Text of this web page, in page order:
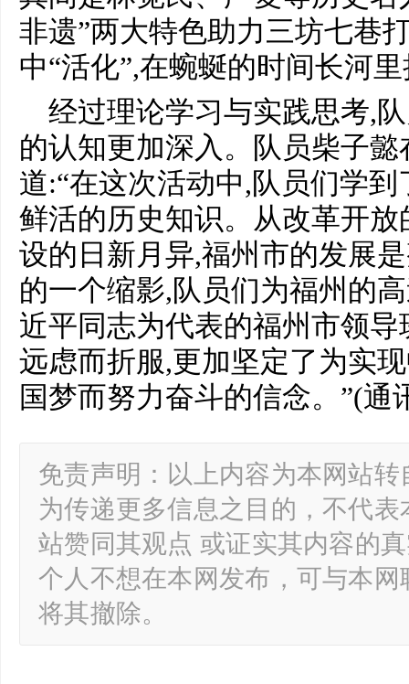
非遗”两大特色助力三坊七巷
中“活化”,在蜿蜒的时间长河
经过理论学习与实践思考,
的认知更加深入。队员柴子
道:“在这次活动中,队员们学
鲜活的历史知识。从改革开
设的日新月异,福州市的发展
的一个缩影,队员们为福州的
近平同志为代表的福州市领
远虑而折服,更加坚定了为实
国梦而努力奋斗的信念。”(通
免责声明：以上内容为本网站
为传递更多信息之目的，不代
站赞同其观点 或证实其内容的
个人不想在本网发布，可与本
将其撤除。